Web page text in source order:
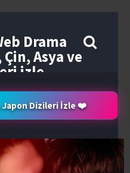
Drama
Asya ve
izle
Japon Dizileri İzle ❤️